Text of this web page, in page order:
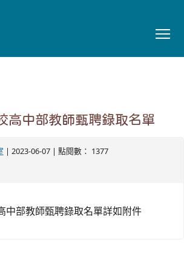
高中部教師甄聘錄取名單
| 2023-06-07 | 點閱數： 1377
中部教師甄聘錄取名單詳如附件